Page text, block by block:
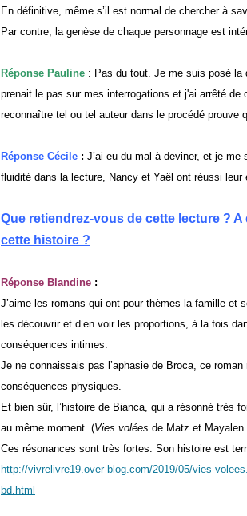
En définitive, même s’il est normal de chercher à
Par contre, la genèse de chaque personnage est
Réponse Pauline : Pas du tout. Je me suis posé la
prenait le pas sur mes interrogations et j'ai arrêté
reconnaître tel ou tel auteur dans le procédé prouve
Réponse Cécile : J’ai eu du mal à deviner, et je
fluidité dans la lecture, Nancy et Yaël ont réussi leur
Que retiendrez-vous de cette lecture ?
cette histoire ?
Réponse Blandine :
J’aime les romans qui ont pour thèmes la famille
les découvrir et d’en voir les proportions, à la fois
conséquences intimes.
Je ne connaissais pas l’aphasie de Broca, ce
conséquences physiques.
Et bien sûr, l’histoire de Bianca, qui a résonné très
au même moment. (Vies volées de Matz et Mayalen
Ces résonances sont très fortes. Son histoire est
http://vivrelivre19.over-blog.com/2019/05/vies-
bd.html